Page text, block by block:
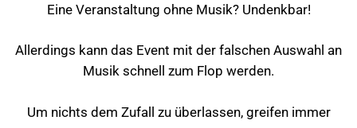
Eine Veranstaltung ohne Musik? Undenkbar!
Allerdings kann das Event mit der falschen Auswahl an
Musik schnell zum Flop werden.
Um nichts dem Zufall zu überlassen, greifen immer